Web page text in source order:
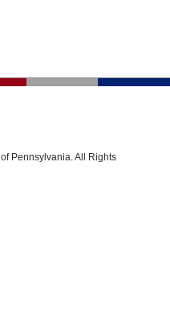
Pennsylvania. All Rights